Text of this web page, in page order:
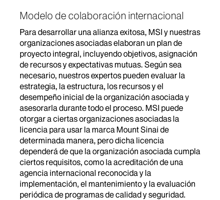
Modelo de colaboración internacional
Para desarrollar una alianza exitosa, MSI y nuestras
organizaciones asociadas elaboran un plan de
proyecto integral, incluyendo objetivos, asignación
de recursos y expectativas mutuas. Según sea
necesario, nuestros expertos pueden evaluar la
estrategia, la estructura, los recursos y el
desempeño inicial de la organización asociada y
asesorarla durante todo el proceso. MSI puede
otorgar a ciertas organizaciones asociadas la
licencia para usar la marca Mount Sinai de
determinada manera, pero dicha licencia
dependerá de que la organización asociada cumpla
ciertos requisitos, como la acreditación de una
agencia internacional reconocida y la
implementación, el mantenimiento y la evaluación
periódica de programas de calidad y seguridad.